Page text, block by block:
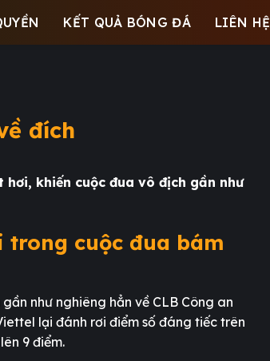
KẾT QUẢ BÓNG ĐÁ LIÊN HỆ
đích
khiến cuộc đua vô địch gần như
trong cuộc đua bám
như nghiêng hẳn về CLB Công an
lại đánh rơi điểm số đáng tiếc trên
9 điểm.